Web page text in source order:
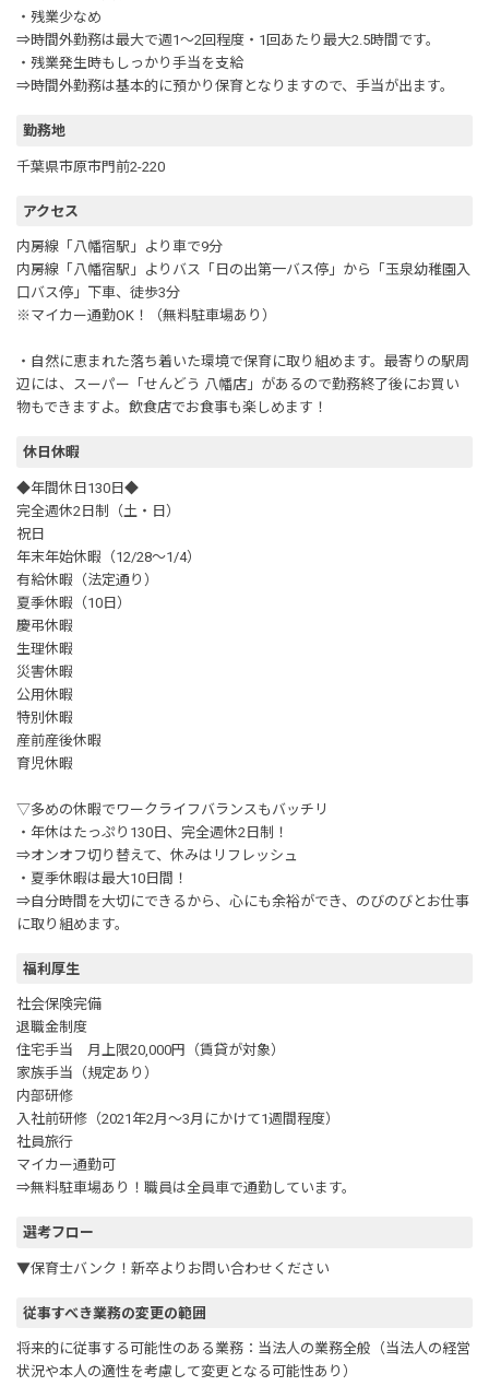
・残業少なめ
⇒時間外勤務は最大で週1～2回程度・1回あたり最大2.5時間です。
・残業発生時もしっかり手当を支給
⇒時間外勤務は基本的に預かり保育となりますので、手当が出ます。
勤務地
千葉県市原市門前2-220
アクセス
内房線「八幡宿駅」より車で9分
内房線「八幡宿駅」よりバス「日の出第一バス停」から「玉泉幼稚園入
口バス停」下車、徒歩3分
※マイカー通勤OK！（無料駐車場あり）
・自然に恵まれた落ち着いた環境で保育に取り組めます。最寄りの駅周
辺には、スーパー「せんどう 八幡店」があるので勤務終了後にお買い
物もできますよ。飲食店でお食事も楽しめます！
休日休暇
◆年間休日130日◆
完全週休2日制（土・日）
祝日
年末年始休暇（12/28～1/4）
有給休暇（法定通り）
夏季休暇（10日）
慶弔休暇
生理休暇
災害休暇
公用休暇
特別休暇
産前産後休暇
育児休暇
▽多めの休暇でワークライフバランスもバッチリ
・年休はたっぷり130日、完全週休2日制！
⇒オンオフ切り替えて、休みはリフレッシュ
・夏季休暇は最大10日間！
⇒自分時間を大切にできるから、心にも余裕ができ、のびのびとお仕事
に取り組めます。
福利厚生
社会保険完備
退職金制度
住宅手当 月上限20,000円（賃貸が対象）
家族手当（規定あり）
内部研修
入社前研修（2021年2月～3月にかけて1週間程度）
社員旅行
マイカー通勤可
⇒無料駐車場あり！職員は全員車で通勤しています。
選考フロー
▼保育士バンク！新卒よりお問い合わせください
従事すべき業務の変更の範囲
将来的に従事する可能性のある業務：当法人の業務全般（当法人の経営
状況や本人の適性を考慮して変更となる可能性あり）